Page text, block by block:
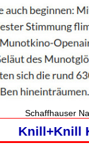
Schaffhauser
Knill+Knill